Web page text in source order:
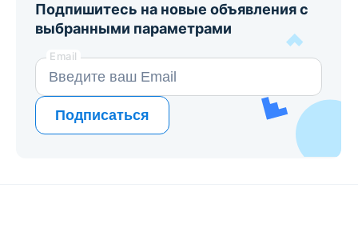
Подпишитесь на новые объявления с
выбранными параметрами
Email
Подписаться